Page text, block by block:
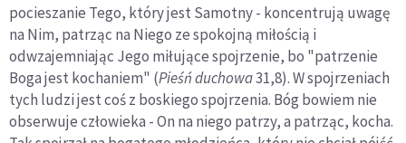
pocieszanie Tego, który jest Samotny - koncentrują uwagę
na Nim, patrząc na Niego ze spokojną miłością i
odwzajemniając Jego miłujące spojrzenie, bo "patrzenie
Boga jest kochaniem" (Pieśń ducho­wa31,8). W spojrzeniach
tych ludzi jest coś z boskiego spoj­rzenia. Bóg bowiem nie
obserwuje człowieka - On na niego patrzy, a patrząc, kocha.